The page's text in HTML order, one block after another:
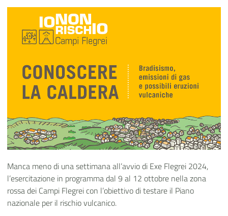
Manca meno di una settimana all’avvio di Exe Flegrei 2024,
l’esercitazione in programma dal 9 al 12 ottobre nella zona
rossa dei Campi Flegrei con l’obiettivo di testare il Piano
nazionale per il rischio vulcanico.